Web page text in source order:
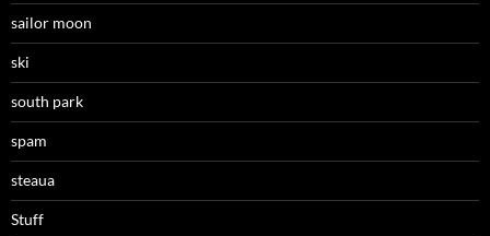
sailor moon
ski
south park
spam
steaua
Stuff